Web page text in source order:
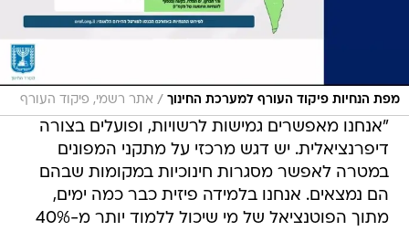
מפת הנחיות פיקוד העורף למערכת החינוך / אתר רשמי, פיקוד העורף
"אנחנו מאפשרים גמישות לרשויות, ופועלים בצורה
דיפרנציאלית. יש דגש מרכזי על מתקני המפונים
במטרה לאפשר מסגרות חינוכיות במקומות שבהם
הם נמצאים. אנחנו בלמידה פיזית כבר כמה ימים,
מתוך הפוטנציאל של מי שיכול ללמוד יותר מ-40%